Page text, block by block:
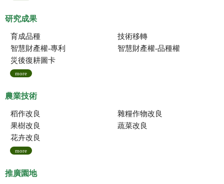
研究成果
育成品種
技術移轉
智慧財產權-專利
智慧財產權-品種權
災後復耕圖卡
more
農業技術
稻作改良
雜糧作物改良
果樹改良
蔬菜改良
花卉改良
more
推廣園地